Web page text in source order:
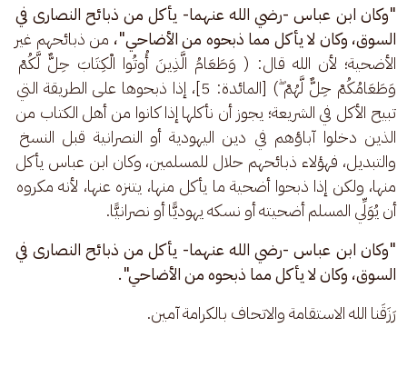
"وكان ابن عباس -رضي الله عنهما- يأكل من ذبائح النصارى في
السوق، وكان لا يأكل مما ذبحوه من الأضاحي"، من ذبائحهم غير
الأضحية؛ لأن الله قال: ( وَطَعَامُ الَّذِينَ أُوتُوا الْكِتَابَ حِلٌّ لَّكُمْ
وَطَعَامُكُمْ حِلٌّ لَّهُمْ ۖ) [المائدة: 5]، إذا ذبحوها على الطريقة التي
تبيح الأكل في الشريعة؛ يجوز أن نأكلها إذا كانوا من أهل الكتاب من
الذين دخلوا آباؤهم في دين اليهودية أو النصرانية قبل النسخ
والتبديل، فهؤلاء ذبائحهم حلال للمسلمين، وكان ابن عباس يأكل
منها، ولكن إذا ذبحوا أضحية ما يأكل منها، يتنزه عنها، لأنه مكروه
أن يُوَلِّي المسلم أضحيته أو نسكه يهوديًّا أو نصرانيًّا.
"وكان ابن عباس -رضي الله عنهما- يأكل من ذبائح النصارى في
السوق، وكان لا يأكل مما ذبحوه من الأضاحي".
رَزَقَنا الله الاستقامة والاتحاف بالكرامة آمين.